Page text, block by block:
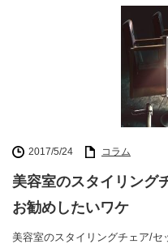
2017/5/24 コラム
美容室のスタイリング
お勧めしたいワケ
美容室のスタイリングチェア/セ